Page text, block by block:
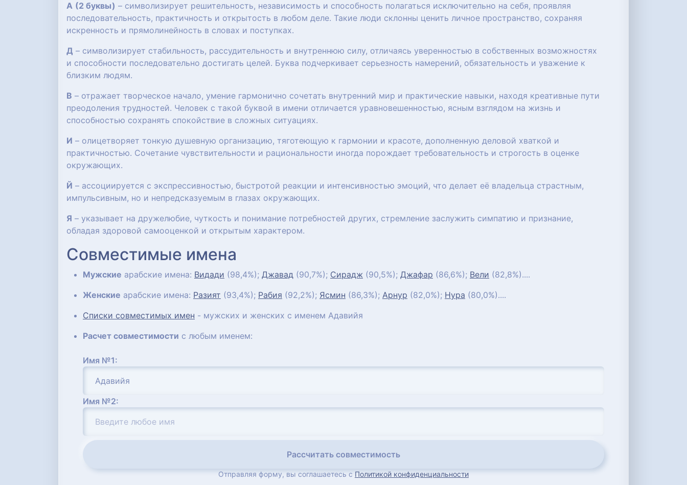
А (2 буквы) – символизирует решительность, независимость и способность полагаться исключительно на себя, проявляя
последовательность, практичность и открытость в любом деле. Такие люди склонны ценить личное пространство, сохраняя
искренность и прямолинейность в словах и поступках.
Д – символизирует стабильность, рассудительность и внутреннюю силу, отличаясь уверенностью в собственных возможностях
и способности последовательно достигать целей. Буква подчеркивает серьезность намерений, обязательность и уважение к
близким людям.
В – отражает творческое начало, умение гармонично сочетать внутренний мир и практические навыки, находя креативные пути
преодоления трудностей. Человек с такой буквой в имени отличается уравновешенностью, ясным взглядом на жизнь и
способностью сохранять спокойствие в сложных ситуациях.
И – олицетворяет тонкую душевную организацию, тяготеющую к гармонии и красоте, дополненную деловой хваткой и
практичностью. Сочетание чувствительности и рациональности иногда порождает требовательность и строгость в оценке
окружающих.
Й – ассоциируется с экспрессивностью, быстротой реакции и интенсивностью эмоций, что делает её владельца страстным,
импульсивным, но и непредсказуемым в глазах окружающих.
Я – указывает на дружелюбие, чуткость и понимание потребностей других, стремление заслужить симпатию и признание,
обладая здоровой самооценкой и открытым характером.
Совместимые имена
Мужские арабские имена: Видади (98,4%); Джавад (90,7%); Сирадж (90,5%); Джафар (86,6%); Вели (82,8%)....
Женские арабские имена: Разият (93,4%); Рабия (92,2%); Ясмин (86,3%); Арнур (82,0%); Нура (80,0%)....
Списки совместимых имен - мужских и женских с именем Адавийя
Расчет совместимости с любым именем:
Имя №1:
Имя №2:
Рассчитать совместимость
Отправляя форму, вы соглашаетесь с Политикой конфиденциальности